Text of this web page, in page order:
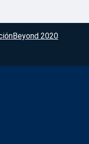
Beyond 2020